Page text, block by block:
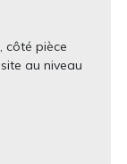
côté pièce
au niveau